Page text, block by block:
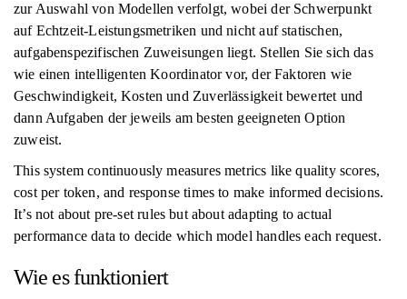
zur Auswahl von Modellen verfolgt, wobei der Schwerpunkt
auf Echtzeit-Leistungsmetriken und nicht auf statischen,
aufgabenspezifischen Zuweisungen liegt. Stellen Sie sich das
wie einen intelligenten Koordinator vor, der Faktoren wie
Geschwindigkeit, Kosten und Zuverlässigkeit bewertet und
dann Aufgaben der jeweils am besten geeigneten Option
zuweist.
This system continuously measures metrics like quality scores,
cost per token, and response times to make informed decisions.
It’s not about pre-set rules but about adapting to actual
performance data to decide which model handles each request.
Wie es funktioniert